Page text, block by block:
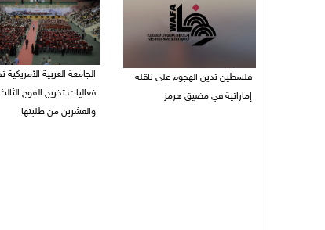
فلسطين تدين الهجوم على ناقلة
إماراتية في مضيق هرمز
الجامعة العربية الأمريكية
فعاليات تخريج الفوج
والعشرين من طلبتها